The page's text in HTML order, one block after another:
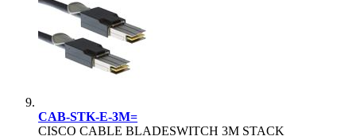
CAB-STK-E-3M=
CISCO CABLE BLADESWITCH 3M STACK